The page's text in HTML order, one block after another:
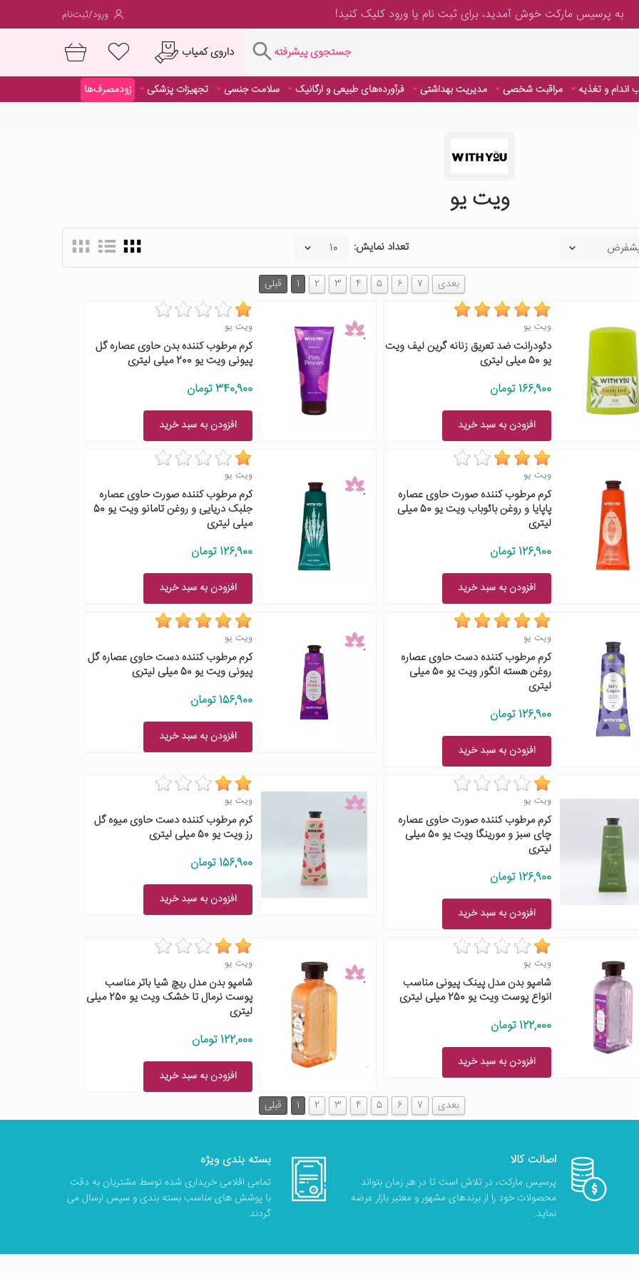
داروی کمیاب
به پرسیس مارکت خوش آمدید، برایثبت نام یا ورودکلیک کنید! ورود/ثبت‌نام
جستجوی پیشرفته داروی کمیاب
اندام و تغذیه مراقبت شخصی مدیریت بهداشتی فرآورده‌های طبیعی و ارگانیک سلامت جنسی تجهیزات پزشکی زودمصرف‌ها
ویت یو
تعداد نمایش:
قبلی 1 2 3 4 5 6 7 بعدی
ویت یو
دئودرانت ضد تعریق زنانه گرین لیف ویت
یو 50 میلی لیتری
166,900 تومان
افزودن به سبد خرید
ویت یو
کرم مرطوب کننده بدن حاوی عصاره گل
پیونی ویت یو 200 میلی لیتری
340,900 تومان
افزودن به سبد خرید
ویت یو
کرم مرطوب کننده صورت حاوی عصاره
پاپایا و روغن بائوباب ویت یو 50 میلی
لیتری
126,900 تومان
افزودن به سبد خرید
ویت یو
کرم مرطوب کننده صورت حاوی عصاره
جلبک دریایی و روغن تامانو ویت یو 50
میلی لیتری
126,900 تومان
افزودن به سبد خرید
ویت یو
کرم مرطوب کننده دست حاوی عصاره
روغن هسته انگور ویت یو 50 میلی
لیتری
126,900 تومان
افزودن به سبد خرید
ویت یو
کرم مرطوب کننده دست حاوی عصاره گل
پیونی ویت یو 50 میلی لیتری
156,900 تومان
افزودن به سبد خرید
ویت یو
کرم مرطوب کننده صورت حاوی عصاره
چای سبز و مورینگا ویت یو 50 میلی
لیتری
126,900 تومان
افزودن به سبد خرید
ویت یو
کرم مرطوب کننده دست حاوی میوه گل
رز ویت یو 50 میلی لیتری
156,900 تومان
افزودن به سبد خرید
ویت یو
شامپو بدن مدل پینک پیونی مناسب
انواع پوست ویت یو 250 میلی لیتری
122,000 تومان
افزودن به سبد خرید
ویت یو
شامپو بدن مدل ریچ شیا باتر مناسب
پوست نرمال تا خشک ویت یو 250 میلی
لیتری
122,000 تومان
افزودن به سبد خرید
قبلی
1 2 3 4 5 6 7 بعدی
اصالت کالا
پرسیس مارکت، در تلاش است تا در هر زمان بتواند
محصولات خود را از برندهای مشهور و معتبر بازار عرضه
نماید.
بسته بندی ویژه
تمامی اقلامی خریداری شده توسط مشتریان به دقت
با پوشش های مناسب بسته بندی و سپس ارسال می
گردند.